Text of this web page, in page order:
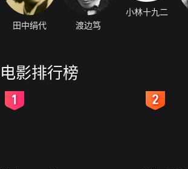
田中绢代 渡边笃
小林十九二
电影排行榜